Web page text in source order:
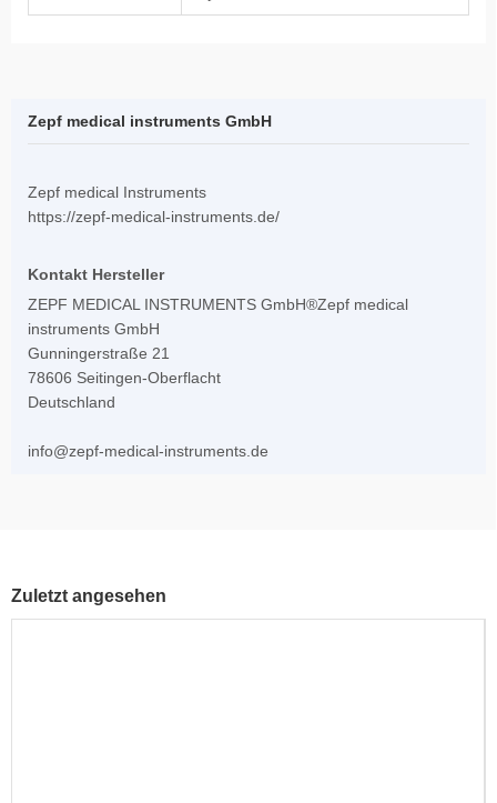
Zepf medical instruments GmbH
Zepf medical Instruments
https://zepf-medical-instruments.de/
Kontakt Hersteller
ZEPF MEDICAL INSTRUMENTS GmbH®Zepf medical
instruments GmbH
Gunningerstraße 21
78606 Seitingen-Oberflacht
Deutschland
info@zepf-medical-instruments.de
Zuletzt angesehen